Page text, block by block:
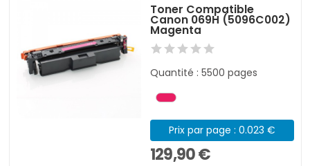
Toner Compatible
Canon 069H (5096C002)
Magenta
Quantité : 5500 pages
Prix par page : 0.023 €
129,90 €